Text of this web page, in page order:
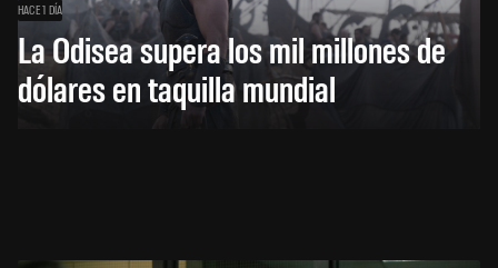
HACE 1 DÍA
La Odisea supera los mil millones de
dólares en taquilla mundial